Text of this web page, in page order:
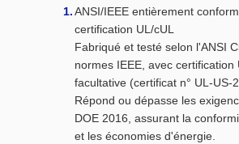
ANSI/IEEE entièrement
certification UL/cUL
Fabriqué et testé selon l'ANSI
normes IEEE, avec certification
facultative (certificat n° UL-US-
Répond ou dépasse les
DOE 2016, assurant la
et les économies d'énergie.